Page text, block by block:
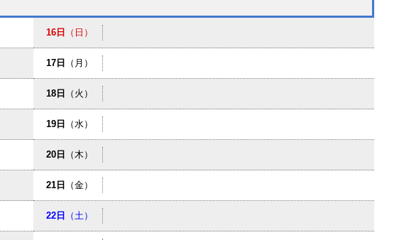
16日 （日）
17日 （月）
18日 （火）
19日 （水）
20日 （木）
21日 （金）
22日 （土）